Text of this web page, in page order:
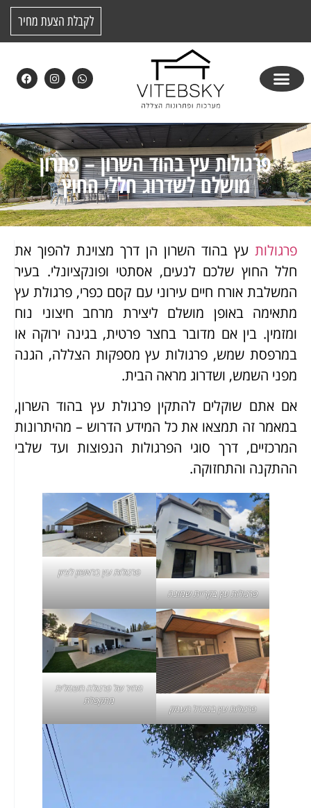
לקבלת הצעת מחיר
פרגולות עץ בהוד השרון – פתרון
מושלם לשדרוג חללי החוץ
פרגולות עץ בהוד השרון הן דרך מצוינת להפוך את
חלל החוץ שלכם לנעים, אסתטי ופונקציונלי. בעיר
המשלבת אורח חיים עירוני עם קסם כפרי, פרגולת עץ
מתאימה באופן מושלם ליצירת מרחב חיצוני נוח
ומזמין. בין אם מדובר בחצר פרטית, בגינה ירוקה או
במרפסת שמש, פרגולות עץ מספקות הצללה, הגנה
מפני השמש, ושדרוג מראה הבית.
אם אתם שוקלים להתקין פרגולת עץ בהוד השרון,
במאמר זה תמצאו את כל המידע הדרוש – מהיתרונות
המרכזיים, דרך סוגי הפרגולות הנפוצות ועד שלבי
ההתקנה והתחזוקה.
פרגולות עץ בקריית שמונה
פרגולות עץ בראשון לציון
פרגולות עץ במגדל העמק
מחיר שלפרגולה חשמלית
מתקפלת